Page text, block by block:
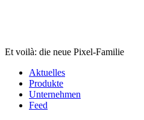
Et voilà: die neue Pixel-Familie
Aktuelles
Produkte
Unternehmen
Feed